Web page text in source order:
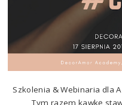
Szkolenia & Webinaria dla
Tym razem kawkę